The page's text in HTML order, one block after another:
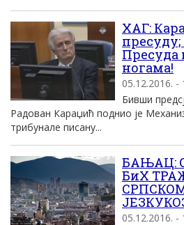
ХАГ:
Пресуда
ногама!
05.12.2016. -
Бивши
Радован Караџић поднио је
трибунале писану...
БАЊАЦ:
БиХ
05.12.2016. -